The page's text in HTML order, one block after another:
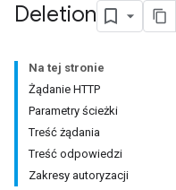
Deletion
Na tej stronie
Żądanie HTTP
Parametry ścieżki
Treść żądania
Treść odpowiedzi
Zakresy autoryzacji